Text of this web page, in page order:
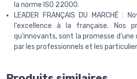
la norme ISO 22000.
LEADER FRANÇAIS DU MARCHÉ :
l'excellence à la française. Nos
qu'innovants, sont la promesse d'une
par les professionnels et les